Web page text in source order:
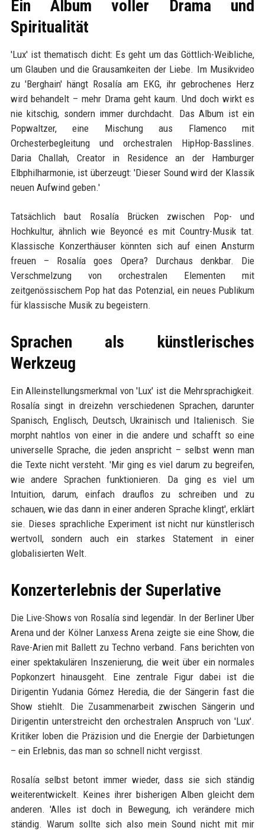
Ein Album voller Drama und
Spiritualität
'Lux' ist thematisch dicht: Es geht um das Göttlich-Weibliche,
um Glauben und die Grausamkeiten der Liebe. Im Musikvideo
zu 'Berghain' hängt Rosalía am EKG, ihr gebrochenes Herz
wird behandelt – mehr Drama geht kaum. Und doch wirkt es
nie kitschig, sondern immer durchdacht. Das Album ist ein
Popwaltzer, eine Mischung aus Flamenco mit
Orchesterbegleitung und orchestralen HipHop-Basslines.
Daria Challah, Creator in Residence an der Hamburger
Elbphilharmonie, ist überzeugt: 'Dieser Sound wird der Klassik
neuen Aufwind geben.'
Tatsächlich baut Rosalía Brücken zwischen Pop- und
Hochkultur, ähnlich wie Beyoncé es mit Country-Musik tat.
Klassische Konzerthäuser könnten sich auf einen Ansturm
freuen – Rosalía goes Opera? Durchaus denkbar. Die
Verschmelzung von orchestralen Elementen mit
zeitgenössischem Pop hat das Potenzial, ein neues Publikum
für klassische Musik zu begeistern.
Sprachen als künstlerisches
Werkzeug
Ein Alleinstellungsmerkmal von 'Lux' ist die Mehrsprachigkeit.
Rosalía singt in dreizehn verschiedenen Sprachen, darunter
Spanisch, Englisch, Deutsch, Ukrainisch und Italienisch. Sie
morpht nahtlos von einer in die andere und schafft so eine
universelle Sprache, die jeden anspricht – selbst wenn man
die Texte nicht versteht. 'Mir ging es viel darum zu begreifen,
wie andere Sprachen funktionieren. Da ging es viel um
Intuition, darum, einfach drauflos zu schreiben und zu
schauen, wie das dann in einer anderen Sprache klingt', erklärt
sie. Dieses sprachliche Experiment ist nicht nur künstlerisch
wertvoll, sondern auch ein starkes Statement in einer
globalisierten Welt.
Konzerterlebnis der Superlative
Die Live-Shows von Rosalía sind legendär. In der Berliner Uber
Arena und der Kölner Lanxess Arena zeigte sie eine Show, die
Rave-Arien mit Ballett zu Techno verband. Fans berichten von
einer spektakulären Inszenierung, die weit über ein normales
Popkonzert hinausgeht. Eine zentrale Figur dabei ist die
Dirigentin Yudania Gómez Heredia, die der Sängerin fast die
Show stiehlt. Die Zusammenarbeit zwischen Sängerin und
Dirigentin unterstreicht den orchestralen Anspruch von 'Lux'.
Kritiker loben die Präzision und die Energie der Darbietungen
– ein Erlebnis, das man so schnell nicht vergisst.
Rosalía selbst betont immer wieder, dass sie sich ständig
weiterentwickelt. Keines ihrer bisherigen Alben gleicht dem
anderen. 'Alles ist doch in Bewegung, ich verändere mich
ständig. Warum sollte sich also mein Sound nicht mit mir